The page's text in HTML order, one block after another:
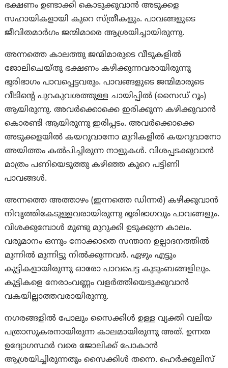
ഭക്ഷണം ഉണ്ടാക്കി കൊടുക്കുവാൻ അടുക്കള
സഹായികളായി കുറെ സ്ത്രീകളും. പാവങ്ങളുടെ
ജീവിതമാർഗം ജന്മിമാരെ ആശ്രയിച്ചായിരുന്നു.
അന്നത്തെ കാലത്തു ജന്മിമാരുടെ വീടുകളിൽ
ജോലിചെയ്തു ഭക്ഷണം കഴിക്കുന്നവരായിരുന്നു
ഭൂരിഭാഗം പാവപ്പെട്ടവരും. പാവങ്ങളുടെ ജന്മിമാരുടെ
വീടിന്റെ പുറകുവശത്തുള്ള ചായിപ്പിൽ (സൈഡ് റൂം)
ആയിരുന്നു. അവർക്കൊക്കെ ഇരിക്കുന്ന കഴിക്കുവാൻ
കൊരണ്ടി ആയിരുന്നു ഇരിപ്പടം. അവർക്കൊക്കെ
അടുക്കളയിൽ കയറുവാനോ മുറികളിൽ കയറുവാനോ
അയിത്തം കൽപിച്ചിരുന്ന നാളുകൾ. വിശപ്പടക്കുവാൻ
മാത്രം പണിയെടുത്തു കഴിഞ്ഞ കുറെ പട്ടിണി
പാവങ്ങൾ.
അന്നത്തെ അത്താഴം (ഇന്നത്തെ ഡിന്നർ) കഴിക്കുവാൻ
നിവൃത്തികേടുള്ളവരായിരുന്നു ഭൂരിഭാഗവും പാവങ്ങളും.
വിശക്കുമ്പോൾ മുണ്ടു മുറുക്കി ഉടുക്കുന്ന കാലം.
വരുമാനം ഒന്നും നോക്കാതെ സന്താന ഉല്പാദനത്തിൽ
മുന്നിൽ മുന്നിട്ടു നിൽക്കുന്നവർ. ഏഴും എട്ടും
കുട്ടികളായിരുന്നു ഓരോ പാവപെട്ട കുടുംബങ്ങളിലും.
കുട്ടികളെ നേരാംവണ്ണം വളർത്തിയെടുക്കുവാൻ
വകയില്ലാത്തവരായിരുന്നു.
നഗരങ്ങളിൽ പോലും സൈക്കിൾ ഉള്ള വ്യക്തി വലിയ
പത്രാസുകരനായിരുന്ന കാലമായിരുന്നു അത്. ഉന്നത
ഉദ്യോഗസ്ഥർ വരെ ജോലിക്ക് പോകാൻ
ആശ്രയിച്ചിരുന്നതും സൈക്കിൾ തന്നെ. ഹെർക്കുലിസ്